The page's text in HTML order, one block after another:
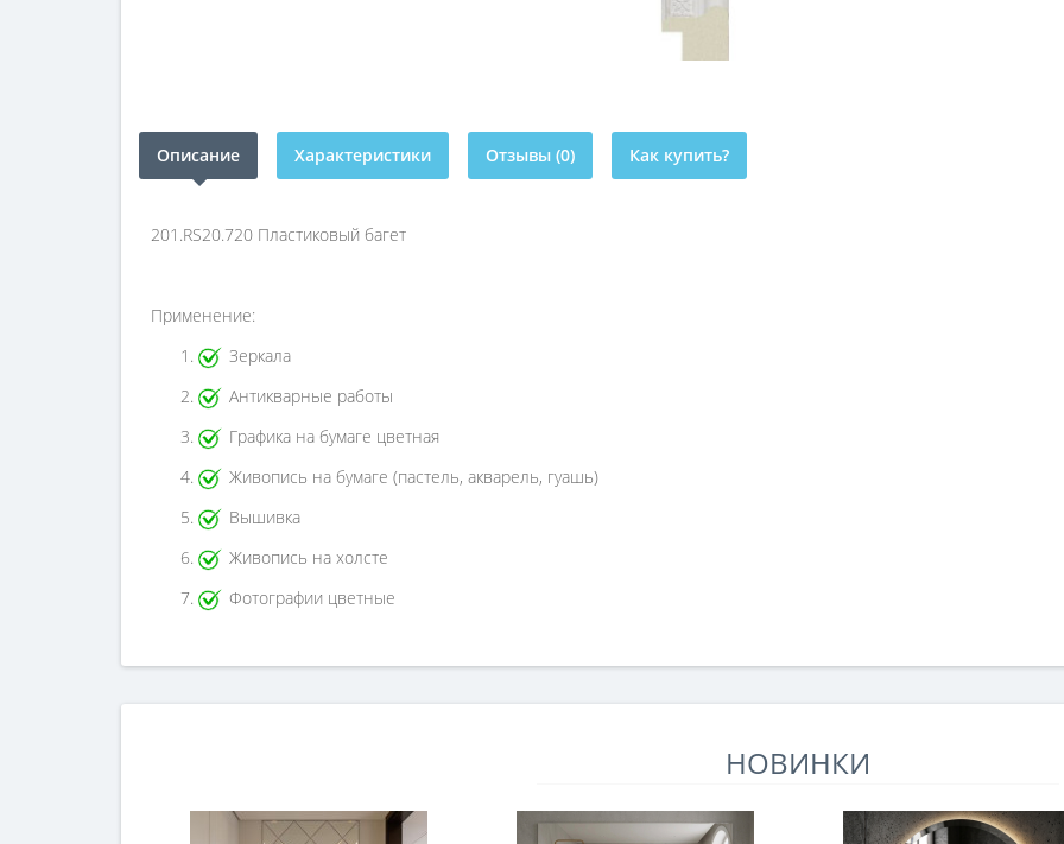
Описание Характеристики Отзывы (0) Как купить?
201.RS20.720 Пластиковый багет
Применение:
Зеркала
Антикварные работы
Графика на бумаге цветная
Живопись на бумаге (пастель, акварель, гуашь)
Вышивка
Живопись на холсте
Фотографии цветные
НОВИНКИ